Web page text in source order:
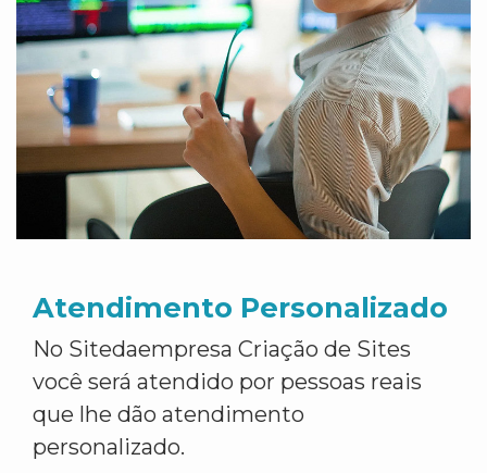
Atendimento Personalizado
No Sitedaempresa Criação de Sites
você será atendido por pessoas reais
que lhe dão atendimento
personalizado.